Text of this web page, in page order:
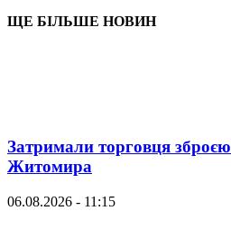
ЩЕ БІЛЬШЕ НОВИН
Затримали торговця
Житомира
06.08.2026 - 11:15